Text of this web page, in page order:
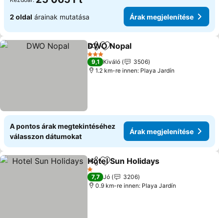
2 oldal árainak mutatása Árak megjelenítése
Megosztás
Hozzáadás a kedvencekhez
DWO Nopal
3 Kategória
9,1 Kiváló
3506
1.2 km-re innen: Playa Jardín
A pontos árak megtekintéséhez
válasszon dátumokat
Árak megjelenítése
Megosztás
Hozzáadás a kedvencekhez
Hotel Sun Holidays
1 Kategória
7,7 Jó
3206
0.9 km-re innen: Playa Jardín